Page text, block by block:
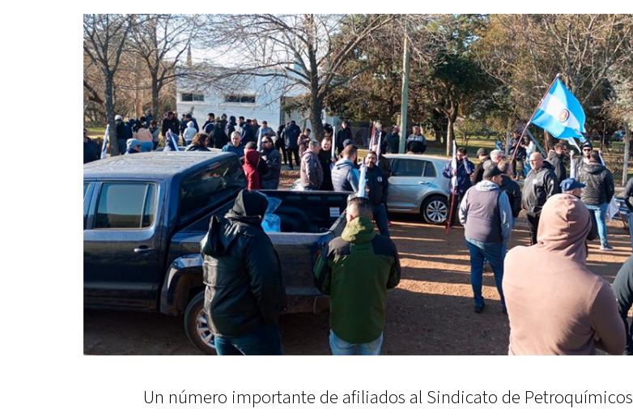
Un número importante de afiliados al Sindicato de Petroquímicos